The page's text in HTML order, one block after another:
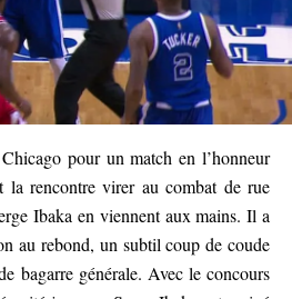
pour un match en l’honneur
la rencontre virer au combat de rue
Ibaka en viennent aux mains. Il a
au rebond, un subtil coup de coude
bagarre générale. Avec le concours